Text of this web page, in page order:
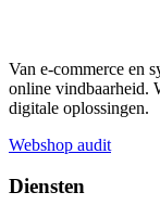
Van e-commerce en
online vindbaarheid.
digitale oplossingen.
Webshop audit
Diensten